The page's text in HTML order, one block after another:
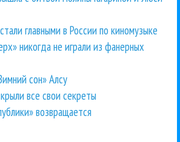
главными в России по киномузыке
никогда не играли из фанерных
сон» Алсу
все свои секреты
возвращается